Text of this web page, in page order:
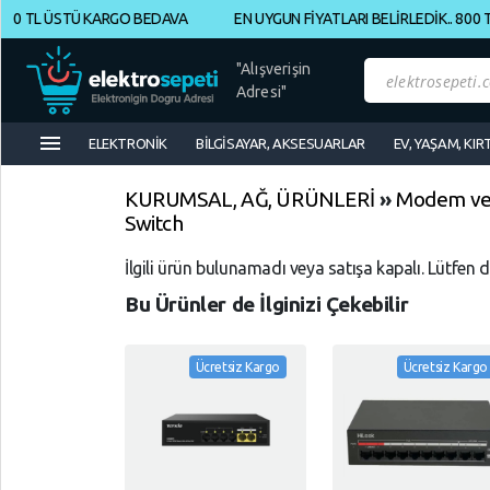
ÜSTÜ KARGO BEDAVA EN UYGUN FİYATLARI BELİRLEDİK.. 800 TL
"Alışverişin
Adresi"
Müşteri
Panelim
Yeni
Gelenler
İndirimdekiler
Kategoriye
menu ELEKTRONİK BİLGİSAYAR, AKSESUARLAR EV, YAŞAM,
KURUMSAL, AĞ, ÜRÜNLERİ » Modem
Switch
İlgili ürün bulunamadı veya satışa kapalı. Lütfen
Bu Ürünler de İlginizi Çekebilir
Ücretsiz Kargo Ücretsiz Kargo